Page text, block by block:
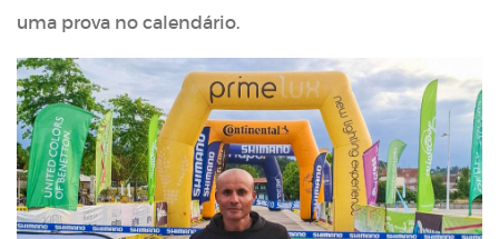
uma prova no calendário.